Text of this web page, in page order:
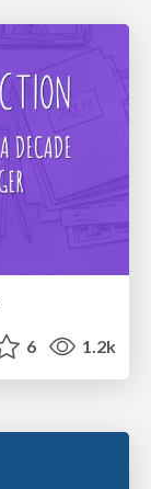
6 1.2k